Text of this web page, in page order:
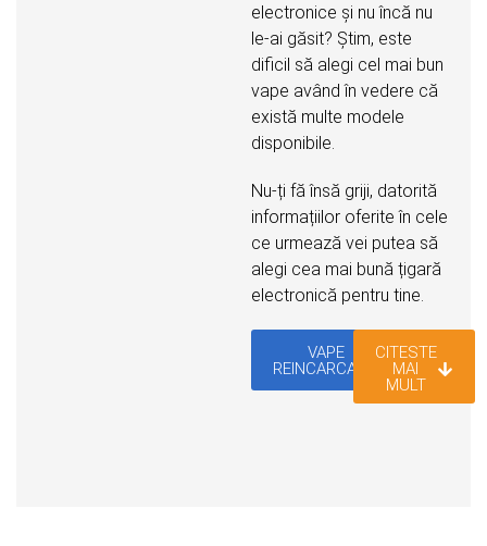
electronice și nu încă nu
le-ai găsit? Știm, este
dificil să alegi cel mai bun
vape având în vedere că
există multe modele
disponibile.
Nu-ți fă însă griji, datorită
informațiilor oferite în cele
ce urmează vei putea să
alegi cea mai bună țigară
electronică pentru tine.
VAPE
REINCARCABIL
CITESTE
MAI
MULT